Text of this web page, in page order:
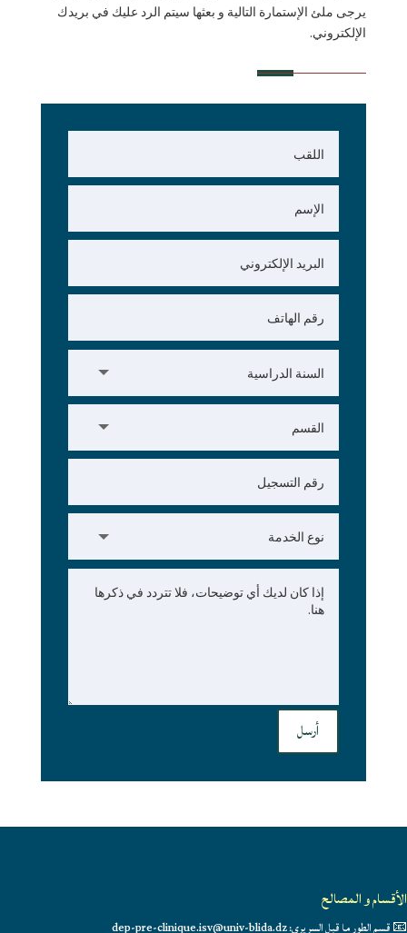
يرجى ملئ الإستمارة التالية و بعثها سيتم الرد عليك في بريدك
الإلكتروني.
أرسل
الأقسام و المصالح
📧 قسم الطور ما قبل السريري: dep-pre-clinique.isv@univ-blida.dz